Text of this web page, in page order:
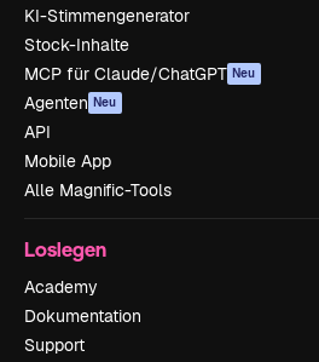
KI-Stimmengenerator
Stock-Inhalte
MCP für Claude/ChatGPT Neu
Agenten Neu
API
Mobile App
Alle Magnific-Tools
Loslegen
Academy
Dokumentation
Support